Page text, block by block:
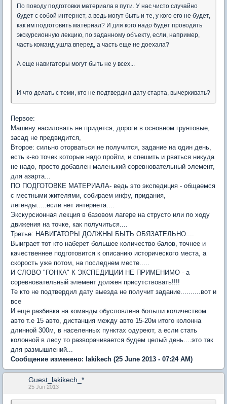
По поводу подготовки материала в пути. У нас чисто случайно
будет с собой интернет, а ведь могут быть и те, у кого его не будет,
как им подготовить материал? И для кого надо будет проводить
экскурсионную лекцию, по заданному объекту, если, например,
часть команд ушла вперед, а часть еще не доехала?
А еще навигаторы могут быть не у всех...
И что делать с теми, кто не подтвердил дату старта, вычеркивать?
Первое:
Машину насиловать не придется, дороги в основном грунтовые,
засад не предвидится,
Второе: сильно оторваться не получится, задание на один день,
есть к-во точек которые надо пройти, и спешить и рваться никуда
не надо, просто добавлен маленький соревновательный элемент,
для азарта...
ПО ПОДГОТОВКЕ МАТЕРИАЛА- ведь это экспедиция - общаемся
с местными жителями, собираем инфу, придания,
легенды.....если нет интернета....
Экскурсионная лекция в базовом лагере на струсто или по ходу
движения на точке, как получиться....
Третье: НАВИГАТОРЫ ДОЛЖНЫ БЫТЬ ОБЯЗАТЕЛЬНО....
Выиграет тот кто наберет большее количество балов, точнее и
качественнее подготовится к описанию исторического места, а
скорость уже потом, на последнем месте.....
И СЛОВО "ГОНКА" К ЭКСПЕДИЦИИ НЕ ПРИМЕНИМО - а
соревновательный элемент должен присутствовать!!!!
Те кто не подтвердил дату выезда не получит задание..........вот и
все
И еще разбивка на команды обусловлена больши количеством
авто т.е 15 авто, дистанция между авто 15-20м итого колонна
длинной 300м, в населенных пунктах одуреют, а если стать
колонной в лесу то разворачивается будем целый день....это так
для размышлений...
Сообщение изменено: lakikech (25 June 2013 - 07:24 AM)
Guest_lakikech_*
25 Jun 2013